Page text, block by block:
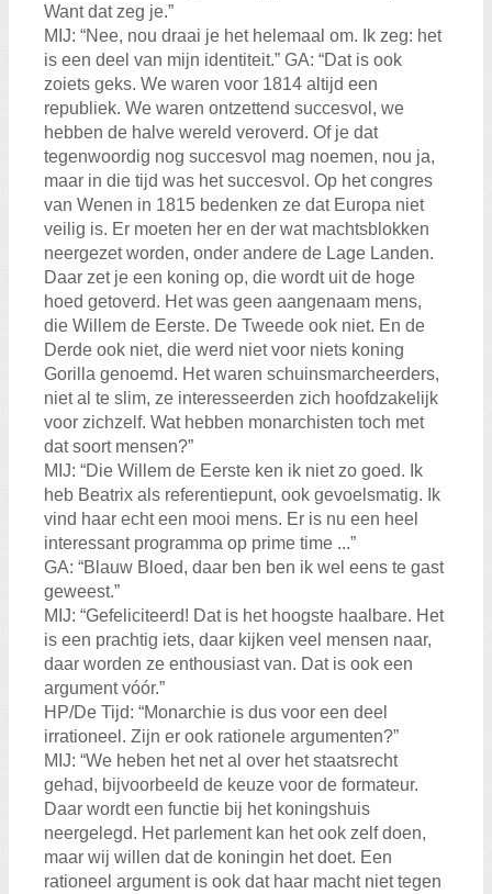
Want dat zeg je.”
MIJ: “Nee, nou draai je het helemaal om. Ik zeg: het
is een deel van mijn identiteit.” GA: “Dat is ook
zoiets geks. We waren voor 1814 altijd een
republiek. We waren ontzettend succesvol, we
hebben de halve wereld veroverd. Of je dat
tegenwoordig nog succesvol mag noemen, nou ja,
maar in die tijd was het succesvol. Op het congres
van Wenen in 1815 bedenken ze dat Europa niet
veilig is. Er moeten her en der wat machtsblokken
neergezet worden, onder andere de Lage Landen.
Daar zet je een koning op, die wordt uit de hoge
hoed getoverd. Het was geen aangenaam mens,
die Willem de Eerste. De Tweede ook niet. En de
Derde ook niet, die werd niet voor niets koning
Gorilla genoemd. Het waren schuinsmarcheerders,
niet al te slim, ze interesseerden zich hoofdzakelijk
voor zichzelf. Wat hebben monarchisten toch met
dat soort mensen?”
MIJ: “Die Willem de Eerste ken ik niet zo goed. Ik
heb Beatrix als referentiepunt, ook gevoelsmatig. Ik
vind haar echt een mooi mens. Er is nu een heel
interessant programma op prime time ...”
GA: “Blauw Bloed, daar ben ben ik wel eens te gast
geweest.”
MIJ: “Gefeliciteerd! Dat is het hoogste haalbare. Het
is een prachtig iets, daar kijken veel mensen naar,
daar worden ze enthousiast van. Dat is ook een
argument vóór.”
HP/De Tijd: “Monarchie is dus voor een deel
irrationeel. Zijn er ook rationele argumenten?”
MIJ: “We heben het net al over het staatsrecht
gehad, bijvoorbeeld de keuze voor de formateur.
Daar wordt een functie bij het koningshuis
neergelegd. Het parlement kan het ook zelf doen,
maar wij willen dat de koningin het doet. Een
rationeel argument is ook dat haar macht niet tegen